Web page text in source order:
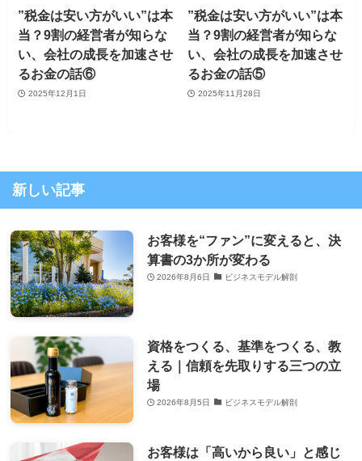
”税金は安い方がいい”は本
当？9割の経営者が知らな
い、会社の成長を加速させ
るお金の話⑥
2025年12月1日
”税金は安い方がいい”は本
当？9割の経営者が知らな
い、会社の成長を加速させ
るお金の話⑤
2025年11月28日
新しい記事
お客様を“ファン”に変えると、決
算書の3か所が変わる
2026年8月6日 ビジネスモデル解剖
資格をつくる、基準をつくる、教
える｜信頼を先取りする三つの立
場
2026年8月5日 ビジネスモデル解剖
お客様は「高いから良い」と感じ